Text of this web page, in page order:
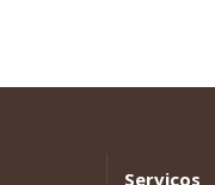
Serviços